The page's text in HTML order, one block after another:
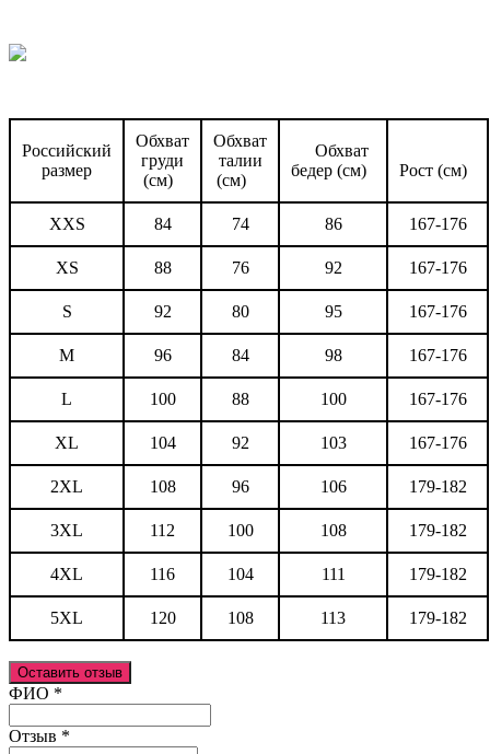
Российский
размер
Обхват
груди
(см)
Обхват
талии
(см)
Обхват
бедер (см)
Рост (см)
XXS 84 74 86 167-176
XS 88 76 92 167-176
S 92 80 95 167-176
M 96 84 98 167-176
L 100 88 100 167-176
XL 104 92 103 167-176
2XL 108 96 106 179-182
3XL 112 100 108 179-182
4XL 116 104 111 179-182
5XL 120 108 113 179-182
Оставить отзыв
Ваш отзыв был отправлен!
ФИО *
Отзыв *